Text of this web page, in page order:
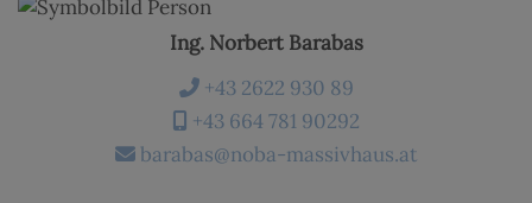
Ing. Norbert Barabas
+43 2622 930 89
+43 664 781 90292
barabas@noba-massivhaus.at